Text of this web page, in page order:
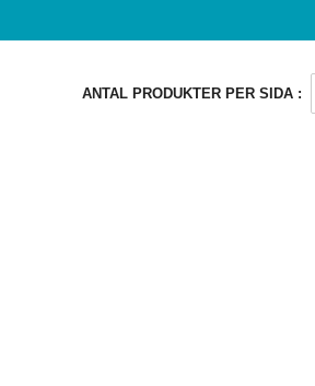
ANTAL PRODUKTER PER SIDA :